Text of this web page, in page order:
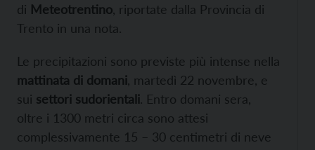
di Meteotrentino , riportate dalla Provincia di
Trento in una nota.
Le precipitazioni sono previste più intense nella
mattinata di domani , martedì 22 novembre, e
sui settori sudorientali. Entro domani sera,
oltre i 1300 metri circa sono attesi
complessivamente 15 – 30 centimetri di neve